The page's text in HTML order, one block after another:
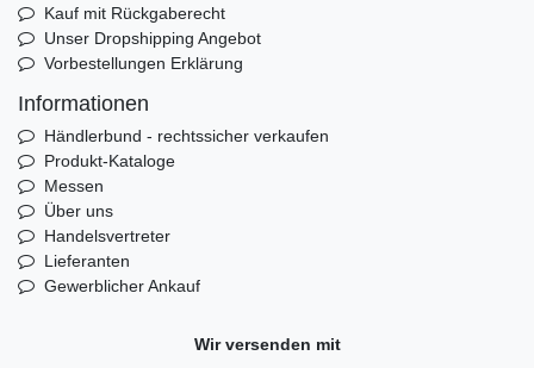
Kauf mit Rückgaberecht
Unser Dropshipping Angebot
Vorbestellungen Erklärung
Informationen
Händlerbund - rechtssicher verkaufen
Produkt-Kataloge
Messen
Über uns
Handelsvertreter
Lieferanten
Gewerblicher Ankauf
Wir versenden mit